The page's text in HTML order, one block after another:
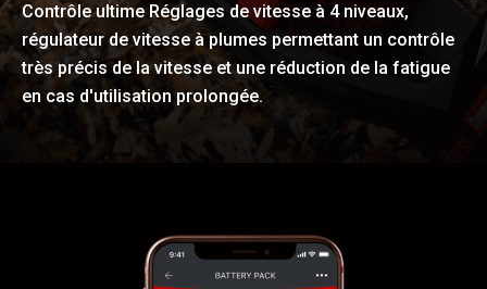
Contrôle ultime Réglages de vitesse à 4 niveaux,
régulateur de vitesse à plumes permettant un contrôle
très précis de la vitesse et une réduction de la fatigue
en cas d'utilisation prolongée.